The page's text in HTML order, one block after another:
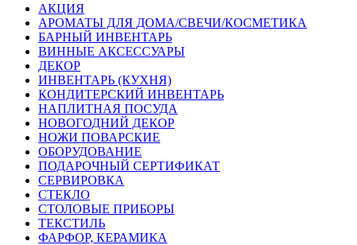
АКЦИЯ
АРОМАТЫ ДЛЯ ДОМА/СВЕЧИ/КОСМЕТИКА
БАРНЫЙ ИНВЕНТАРЬ
ВИННЫЕ АКСЕССУАРЫ
ДЕКОР
ИНВЕНТАРЬ (КУХНЯ)
КОНДИТЕРСКИЙ ИНВЕНТАРЬ
НАПЛИТНАЯ ПОСУДА
НОВОГОДНИЙ ДЕКОР
НОЖИ ПОВАРСКИЕ
ОБОРУДОВАНИЕ
ПОДАРОЧНЫЙ СЕРТИФИКАТ
СЕРВИРОВКА
СТЕКЛО
СТОЛОВЫЕ ПРИБОРЫ
ТЕКСТИЛЬ
ФАРФОР, КЕРАМИКА